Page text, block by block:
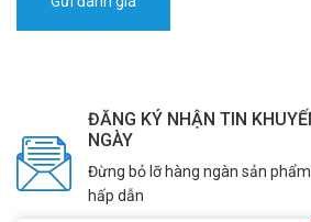
ĐĂNG KÝ NHẬN TIN
NGÀY
Đừng bỏ lỡ hàng ngàn sản
hấp dẫn